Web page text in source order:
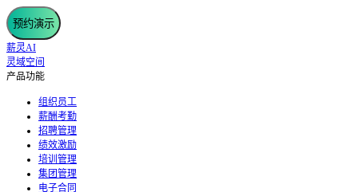
预约演示
薪灵AI
灵域空间
产品功能
组织员工
薪酬考勤
招聘管理
绩效激励
培训管理
集团管理
电子合同